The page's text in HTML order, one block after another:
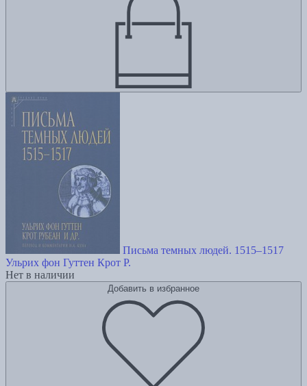
Письма темных людей. 1515–1517
Ульрих фон Гуттен Крот Р.
Нет в наличии
Добавить в избранное